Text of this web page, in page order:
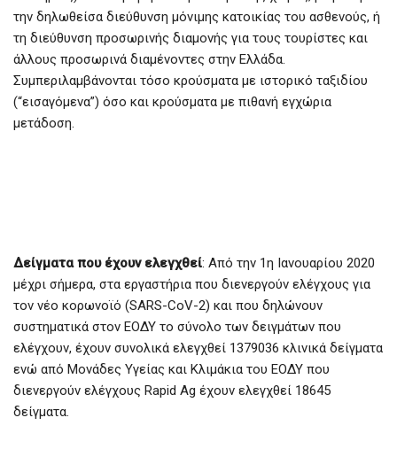
την δηλωθείσα διεύθυνση μόνιμης κατοικίας του ασθενούς, ή
τη διεύθυνση προσωρινής διαμονής για τους τουρίστες και
άλλους προσωρινά διαμένοντες στην Ελλάδα.
Συμπεριλαμβάνονται τόσο κρούσματα με ιστορικό ταξιδίου
(“εισαγόμενα”) όσο και κρούσματα με πιθανή εγχώρια
μετάδοση.
Δείγματα που έχουν ελεγχθεί: Από την 1η Ιανουαρίου 2020
μέχρι σήμερα, στα εργαστήρια που διενεργούν ελέγχους για
τον νέο κορωνοϊό (SARS-CoV-2) και που δηλώνουν
συστηματικά στον ΕΟΔΥ το σύνολο των δειγμάτων που
ελέγχουν, έχουν συνολικά ελεγχθεί 1379036 κλινικά δείγματα
ενώ από Μονάδες Υγείας και Κλιμάκια του ΕΟΔΥ που
διενεργούν ελέγχους Rapid Ag έχουν ελεγχθεί 18645
δείγματα.